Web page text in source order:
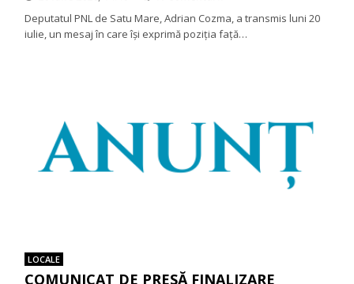
Deputatul PNL de Satu Mare, Adrian Cozma, a transmis luni 20
iulie, un mesaj în care își exprimă poziția față…
LOCALE
COMUNICAT DE PRESĂ FINALIZARE